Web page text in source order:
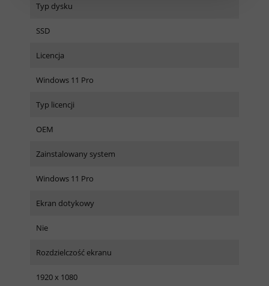
Typ dysku
SSD
Licencja
Windows 11 Pro
Typ licencji
OEM
Zainstalowany system
Windows 11 Pro
Ekran dotykowy
Nie
Rozdzielczość ekranu
1920 x 1080